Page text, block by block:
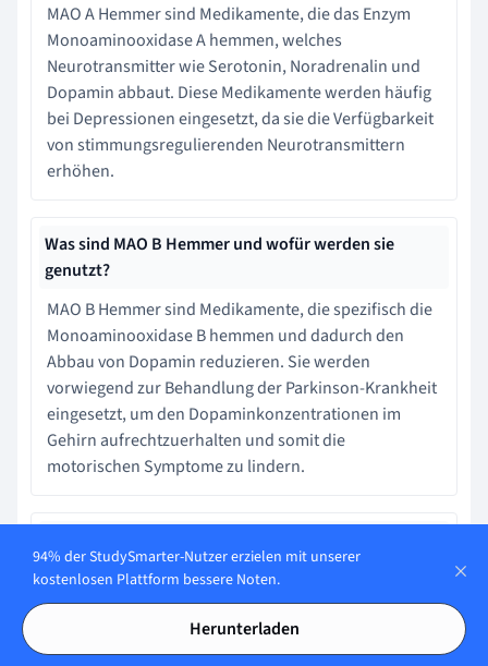
MAO A Hemmer sind Medikamente, die das Enzym
Monoaminooxidase A hemmen, welches
Neurotransmitter wie Serotonin, Noradrenalin und
Dopamin abbaut. Diese Medikamente werden häufig
bei Depressionen eingesetzt, da sie die Verfügbarkeit
von stimmungsregulierenden Neurotransmittern
erhöhen.
Was sind MAO B Hemmer und wofür werden sie
genutzt?
MAO B Hemmer sind Medikamente, die spezifisch die
Monoaminooxidase B hemmen und dadurch den
Abbau von Dopamin reduzieren. Sie werden
vorwiegend zur Behandlung der Parkinson-Krankheit
eingesetzt, um den Dopaminkonzentrationen im
Gehirn aufrechtzuerhalten und somit die
motorischen Symptome zu lindern.
an-Monoamin-Oxidase(MAO)-Hemmern?
Häufige Nebenwirkungen von MAO-Hemmern können
Schlafstörungen, Mundtrockenheit,
Verdauungsprobleme, Kopfschmerzen, Schwindel,
94% der StudySmarter-Nutzer erzielen mit unserer
kostenlosen Plattform bessere Noten.
Herunterladen